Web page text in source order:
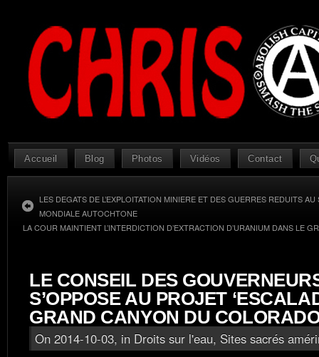
Accueil Blog Photos Vidéos Contact
LES DEGATS DE L’EXPLOITATION MINIERE ET DES GUERRES REDUITS
MONDIALE AUTOCHTONE
LA COUR MAINTIENT L’INTERDICTION D’EXTRACTION D’URANIUM DANS LE
LE CONSEIL DES
S’OPPOSE AU PROJET
GRAND CANYON DU
On 2014-10-03, in Droits sur l'eau, Sites sacrés